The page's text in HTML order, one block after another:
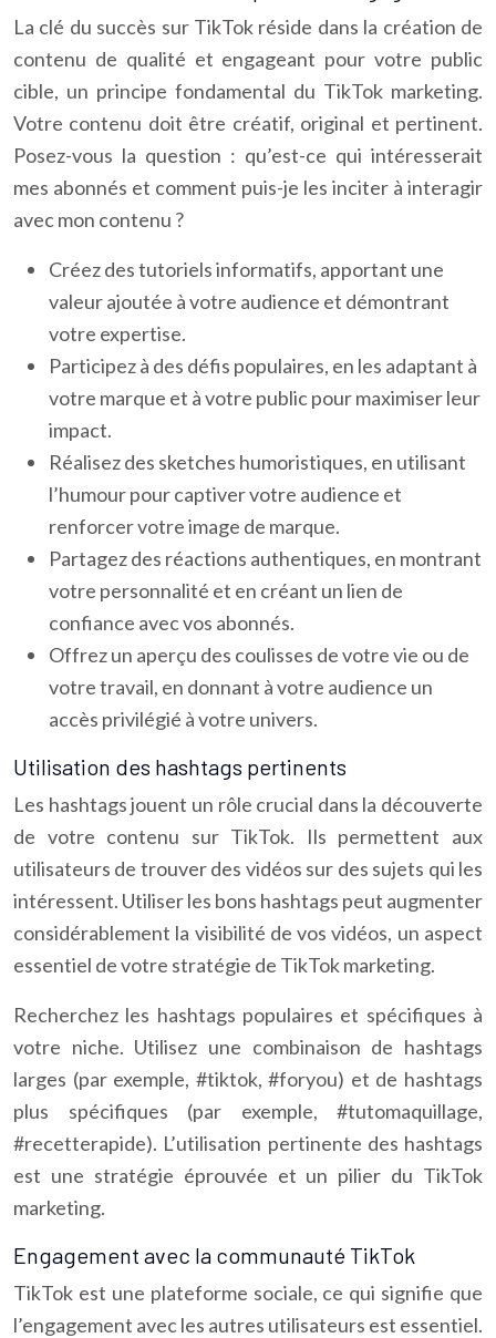
La clé du succès sur TikTok réside dans la création de
contenu de qualité et engageant pour votre public
cible, un principe fondamental du TikTok marketing.
Votre contenu doit être créatif, original et pertinent.
Posez-vous la question : qu’est-ce qui intéresserait
mes abonnés et comment puis-je les inciter à interagir
avec mon contenu ?
Créez des tutoriels informatifs, apportant une
valeur ajoutée à votre audience et démontrant
votre expertise.
Participez à des défis populaires, en les adaptant à
votre marque et à votre public pour maximiser leur
impact.
Réalisez des sketches humoristiques, en utilisant
l’humour pour captiver votre audience et
renforcer votre image de marque.
Partagez des réactions authentiques, en montrant
votre personnalité et en créant un lien de
confiance avec vos abonnés.
Offrez un aperçu des coulisses de votre vie ou de
votre travail, en donnant à votre audience un
accès privilégié à votre univers.
Utilisation des hashtags pertinents
Les hashtags jouent un rôle crucial dans la découverte
de votre contenu sur TikTok. Ils permettent aux
utilisateurs de trouver des vidéos sur des sujets qui les
intéressent. Utiliser les bons hashtags peut augmenter
considérablement la visibilité de vos vidéos, un aspect
essentiel de votre stratégie de TikTok marketing.
Recherchez les hashtags populaires et spécifiques à
votre niche. Utilisez une combinaison de hashtags
larges (par exemple, #tiktok, #foryou) et de hashtags
plus spécifiques (par exemple, #tutomaquillage,
#recetterapide). L’utilisation pertinente des hashtags
est une stratégie éprouvée et un pilier du TikTok
marketing.
Engagement avec la communauté TikTok
TikTok est une plateforme sociale, ce qui signifie que
l’engagement avec les autres utilisateurs est essentiel.